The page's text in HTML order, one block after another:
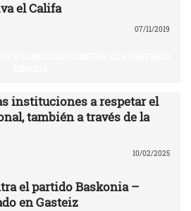
el Califa
07/11/2019
instituciones a respetar el
también a través de la
10/02/2025
el partido Baskonia –
en Gasteiz